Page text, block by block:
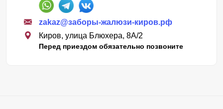
zakaz@заборы-жалюзи-киров.рф
Киров, улица Блюхера, 8А/2
Перед приездом обязательно позвоните